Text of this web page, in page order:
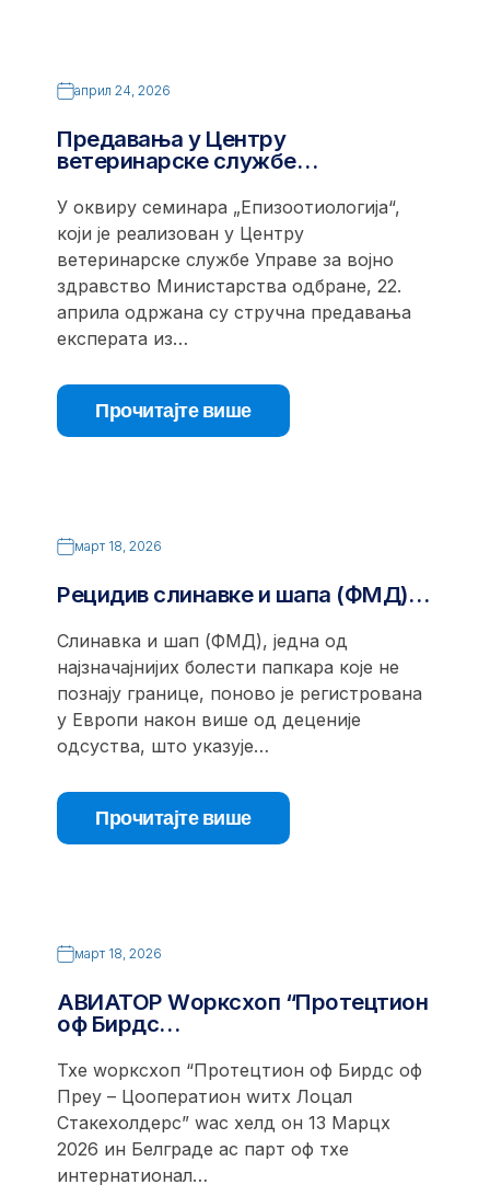
април 24, 2026
Предавања у Центру
ветеринарске службе…
У оквиру семинара „Епизоотиологија“,
који је реализован у Центру
ветеринарске службе Управе за војно
здравство Министарства одбране, 22.
априла одржана су стручна предавања
експерата из…
Прочитајте више
март 18, 2026
Рецидив слинавке и шапа (ФМД)…
Слинавка и шап (ФМД), једна од
најзначајнијих болести папкара које не
познају границе, поново је регистрована
у Европи након више од деценије
одсуства, што указује…
Прочитајте више
март 18, 2026
АВИАТОР Wорксхоп “Протецтион
оф Бирдс…
Тхе wорксхоп “Протецтион оф Бирдс оф
Преy – Цооператион wитх Лоцал
Стакехолдерс” wас хелд он 13 Марцх
2026 ин Белграде ас парт оф тхе
интернатионал…